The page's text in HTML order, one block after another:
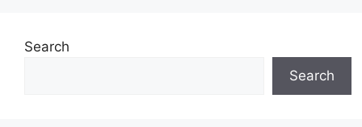
Search
Search